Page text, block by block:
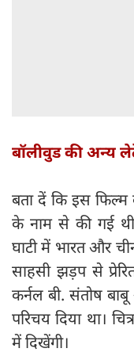
बॉलीवुड की अन्य
बता दें कि इस
के नाम से की गई
घाटी में भारत और
साहसी झड़प से
कर्नल बी. संतोष
परिचय दिया था।
में दिखेंगी।